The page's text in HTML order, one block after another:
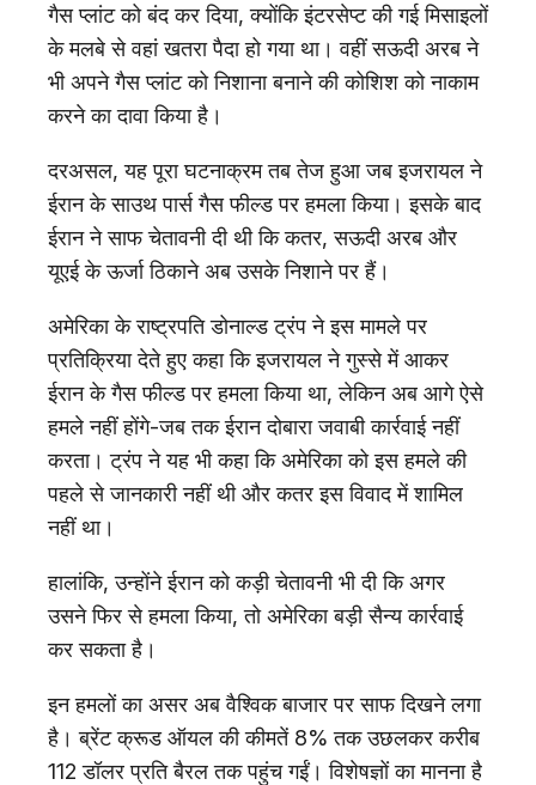
गैस प्लांट को बंद कर दिया, क्योंकि इंटरसेप्ट की गई मिसाइलों
के मलबे से वहां खतरा पैदा हो गया था। वहीं सऊदी अरब ने
भी अपने गैस प्लांट को निशाना बनाने की कोशिश को नाकाम
करने का दावा किया है।
दरअसल, यह पूरा घटनाक्रम तब तेज हुआ जब इजरायल ने
ईरान के साउथ पार्स गैस फील्ड पर हमला किया। इसके बाद
ईरान ने साफ चेतावनी दी थी कि कतर, सऊदी अरब और
यूएई के ऊर्जा ठिकाने अब उसके निशाने पर हैं।
अमेरिका के राष्ट्रपति डोनाल्ड ट्रंप ने इस मामले पर
प्रतिक्रिया देते हुए कहा कि इजरायल ने गुस्से में आकर
ईरान के गैस फील्ड पर हमला किया था, लेकिन अब आगे ऐसे
हमले नहीं होंगे-जब तक ईरान दोबारा जवाबी कार्रवाई नहीं
करता। ट्रंप ने यह भी कहा कि अमेरिका को इस हमले की
पहले से जानकारी नहीं थी और कतर इस विवाद में शामिल
नहीं था।
हालांकि, उन्होंने ईरान को कड़ी चेतावनी भी दी कि अगर
उसने फिर से हमला किया, तो अमेरिका बड़ी सैन्य कार्रवाई
कर सकता है।
इन हमलों का असर अब वैश्विक बाजार पर साफ दिखने लगा
है। ब्रेंट क्रूड ऑयल की कीमतें 8% तक उछलकर करीब
112 डॉलर प्रति बैरल तक पहुंच गईं। विशेषज्ञों का मानना है